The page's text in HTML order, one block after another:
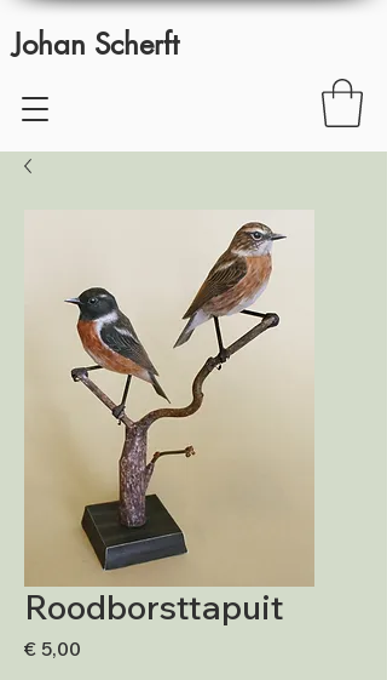
Johan Scherft
Roodborsttapuit
€ 5,00